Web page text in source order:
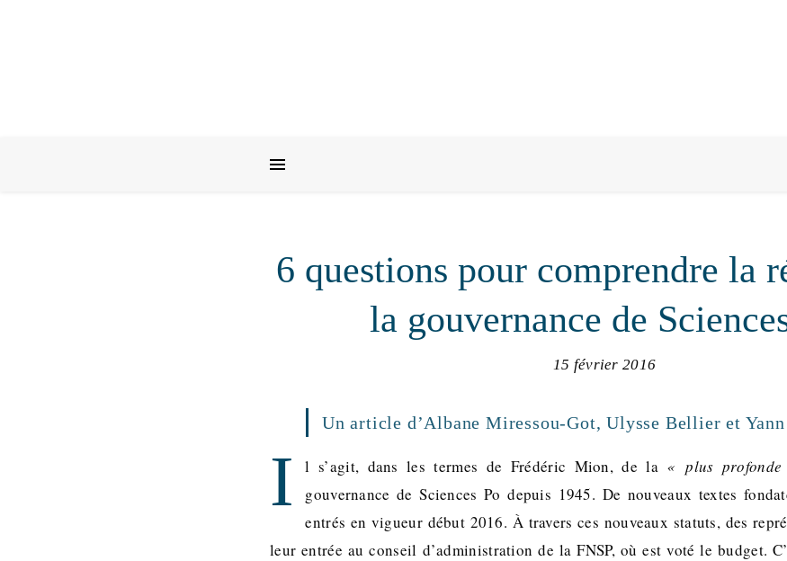
6 questions pour comprendre la
la gouvernance de
15 février 2016
Un article d’Albane Miressou-Got, Ulysse Bellier et
I l s’agit, dans les termes de Frédéric Mion, de la « plus
gouvernance de Sciences Po depuis 1945. De nouveaux textes
entrés en vigueur début 2016. À travers ces nouveaux statuts, des
leur entrée au conseil d’administration de la FNSP, où est voté le budget.